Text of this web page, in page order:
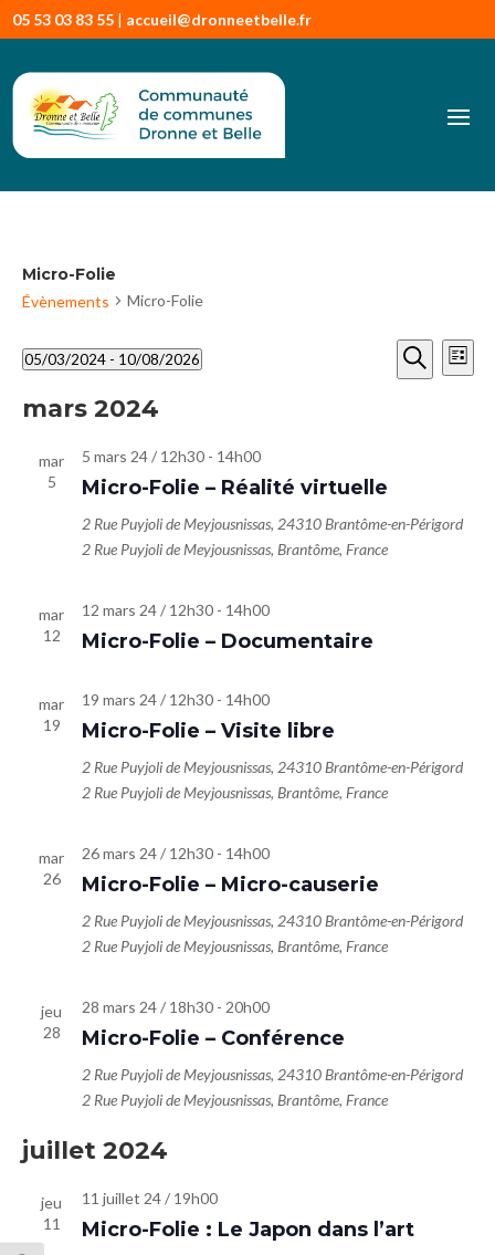
05 53 03 83 55 | accueil@dronneetbelle.fr
Micro-Folie
Évènements Micro-Folie
Évènements
etRecherche
de
Liste
05/03/2024 - 10/08/2026
une
mars 2024
mar
5
Micro-Folie – Réalité virtuelle
5 mars 24 / 12h30- 14h00
2 Rue Puyjoli de Meyjousnissas, 24310 Brantôme-en-Périgord
2 Rue Puyjoli de Meyjousnissas, Brantôme, France
mar
12
Micro-Folie – Documentaire
12 mars 24 / 12h30- 14h00
mar
19
Micro-Folie – Visite libre
19 mars 24 / 12h30- 14h00
2 Rue Puyjoli de Meyjousnissas, 24310 Brantôme-en-Périgord
2 Rue Puyjoli de Meyjousnissas, Brantôme, France
mar
26
Micro-Folie – Micro-causerie
26 mars 24 / 12h30- 14h00
2 Rue Puyjoli de Meyjousnissas, 24310 Brantôme-en-Périgord
2 Rue Puyjoli de Meyjousnissas, Brantôme, France
jeu
28
Micro-Folie – Conférence
28 mars 24 / 18h30- 20h00
2 Rue Puyjoli de Meyjousnissas, 24310 Brantôme-en-Périgord
2 Rue Puyjoli de Meyjousnissas, Brantôme, France
juillet 2024
jeu
11
Micro-Folie : Le Japon dans l’art
11 juillet 24 / 19h00